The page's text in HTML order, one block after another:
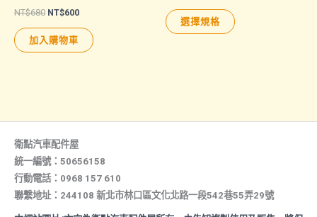
NT$680 原
價
格：
NT$600目
格：
加入購物車
選擇規格
款
產
衛點汽車配件屋
統一編號：50656158
行動電話：0968 157 610
聯繫地址：244108 新北市林口區文化北路一段542巷55弄29號